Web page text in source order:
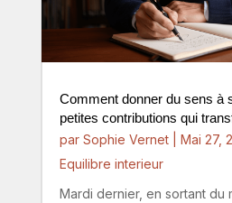
Comment donner du sens à
petites contributions qui
par Sophie Vernet| Mai 27,
Equilibre interieur
Mardi dernier, en sortant du